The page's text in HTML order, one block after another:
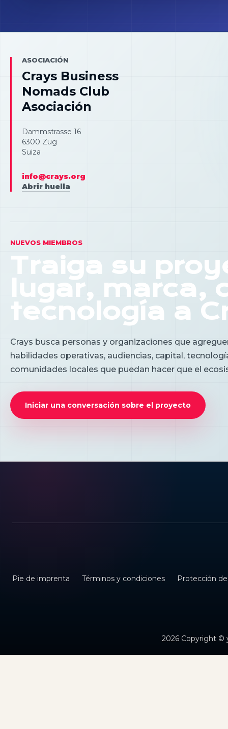
ASOCIACIÓN
Crays Business
Nomads Club
Asociación
Dammstrasse 16
6300 Zug
Suiza
info@crays.org
Abrir huella
NUEVOS MIEMBROS
Traiga su
lugar, marca,
tecnología a
Crays busca personas y organizaciones que
habilidades operativas, audiencias, capital,
comunidades locales que puedan hacer que el
Iniciar una conversación sobre el proyecto
Pie de imprenta Términos y condiciones Protección
2026 Copyright ©